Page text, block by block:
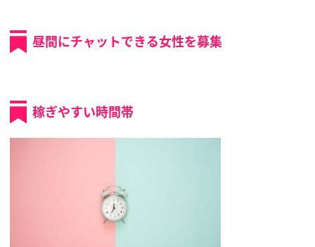
昼間にチャットできる女性を募集
稼ぎやすい時間帯